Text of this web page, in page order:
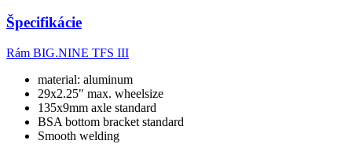
Špecifikácie
Rám BIG.NINE TFS III
material: aluminum
29x2.25" max. wheelsize
135x9mm axle standard
BSA bottom bracket standard
Smooth welding